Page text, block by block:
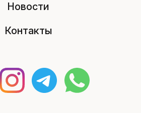
Новости
Контакты